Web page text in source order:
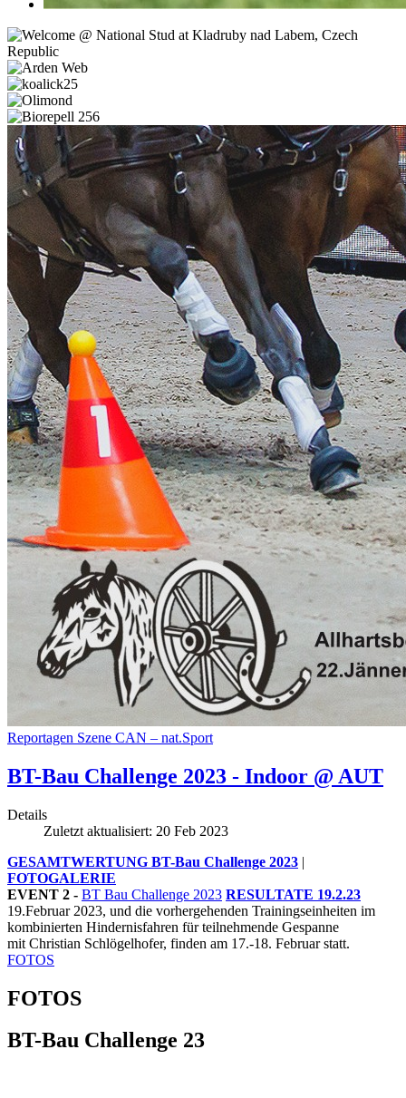
Reportagen Szene CAN – nat.Sport
BT-Bau Challenge 2023 - Indoor @ AUT
Details
Zuletzt aktualisiert: 20 Feb 2023
GESAMTWERTUNG BT-Bau Challenge 2023 |
FOTOGALERIE
EVENT 2 - BT Bau Challenge 2023 RESULTATE 19.2.23
19.Februar 2023, und die vorhergehenden Trainingseinheiten im
kombinierten Hindernisfahren für teilnehmende Gespanne
mit Christian Schlögelhofer, finden am 17.-18. Februar statt.
FOTOS
FOTOS
BT-Bau Challenge 23